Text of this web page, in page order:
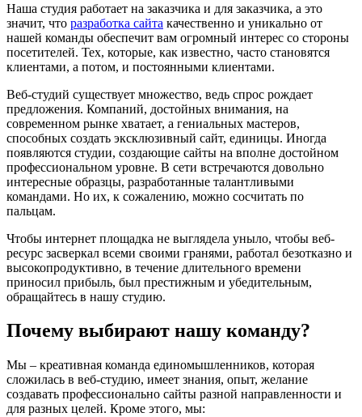
Наша студия работает на заказчика и для заказчика, а это
значит, что разработка сайта качественно и уникально от
нашей команды обеспечит вам огромный интерес со стороны
посетителей. Тех, которые, как известно, часто становятся
клиентами, а потом, и постоянными клиентами.
Веб-студий существует множество, ведь спрос рождает
предложения. Компаний, достойных внимания, на
современном рынке хватает, а гениальных мастеров,
способных создать эксклюзивный сайт, единицы. Иногда
появляются студии, создающие сайты на вполне достойном
профессиональном уровне. В сети встречаются довольно
интересные образцы, разработанные талантливыми
командами. Но их, к сожалению, можно сосчитать по
пальцам.
Чтобы интернет площадка не выглядела уныло, чтобы веб-
ресурс засверкал всеми своими гранями, работал безотказно и
высокопродуктивно, в течение длительного времени
приносил прибыль, был престижным и убедительным,
обращайтесь в нашу студию.
Почему выбирают нашу команду?
Мы – креативная команда единомышленников, которая
сложилась в веб-студию, имеет знания, опыт, желание
создавать профессионально сайты разной направленности и
для разных целей. Кроме этого, мы: